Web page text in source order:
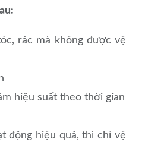
rác mà không được vệ
hiệu suất theo thời gian
động hiệu quả, thì chỉ vệ